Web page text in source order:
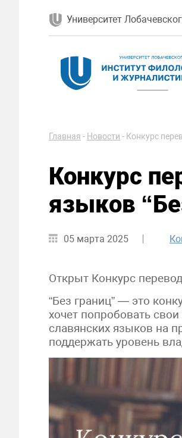
Университет
Главная - Новости - Конкурс
Конкурс
языков
05 марта 2025
Открыт Конкурс
“Без границ” — это
хочет попробовать
славянских языков на
поддержать уровень